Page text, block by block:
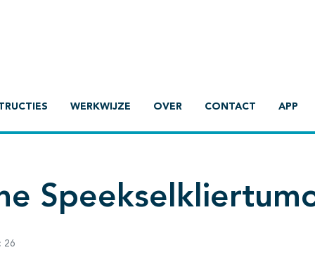
WERKWIJZE OVER CONTACT APP
26